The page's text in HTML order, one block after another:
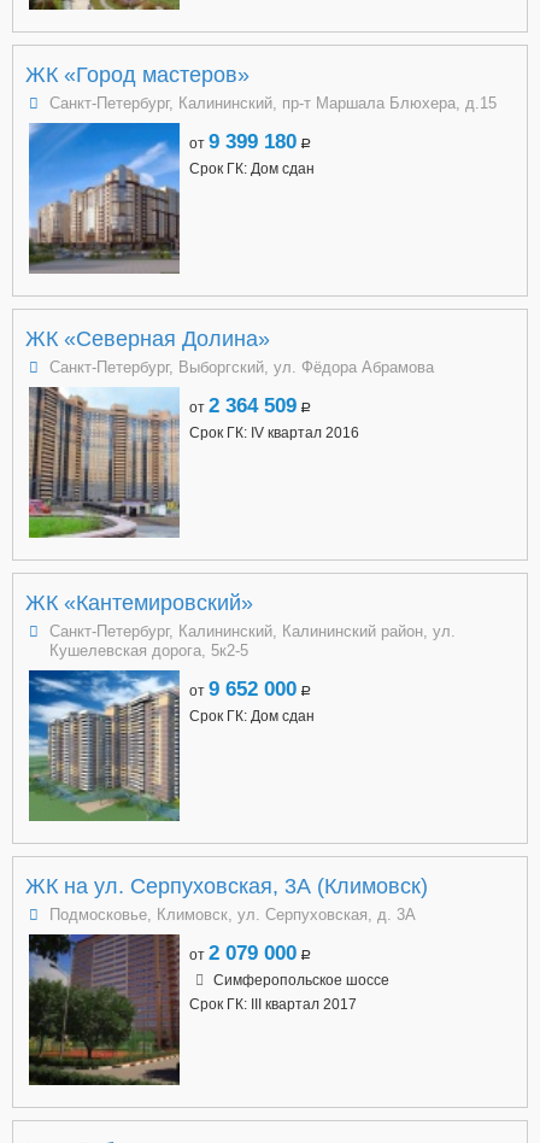
ЖК «Город мастеров»
Санкт-Петербург, Калининский, пр-т Маршала Блюхера, д.15
от 9 399 180 a
Срок ГК: Дом сдан
ЖК «Северная Долина»
Санкт-Петербург, Выборгский, ул. Фёдора Абрамова
от 2 364 509 a
Срок ГК: IV квартал 2016
ЖК «Кантемировский»
Санкт-Петербург, Калининский, Калининский район, ул.
Кушелевская дорога, 5к2-5
от 9 652 000 a
Срок ГК: Дом сдан
ЖК на ул. Серпуховская, 3А (Климовск)
Подмосковье, Климовск, ул. Серпуховская, д. 3А
от 2 079 000 a
Симферопольское шоссе
Срок ГК: III квартал 2017